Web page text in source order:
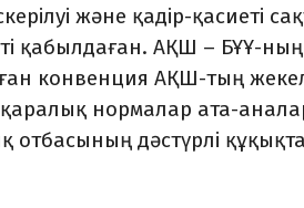
және қадір-қасиеті
қабылдаған. АҚШ – БҰҰ-
конвенция АҚШ-тың
нормалар ата-
отбасының дәстүрлі